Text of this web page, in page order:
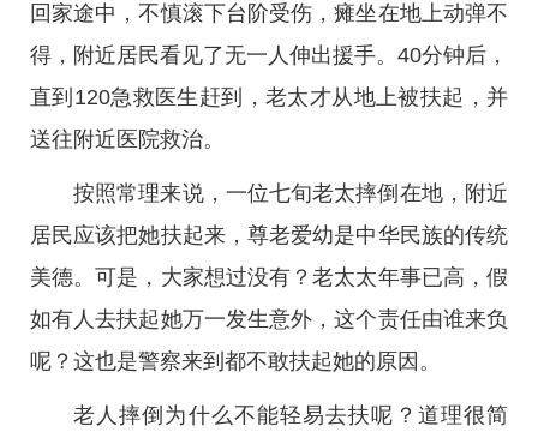
回家途中，不慎滚下台阶受伤，瘫坐在地上动弹不
得，附近居民看见了无一人伸出援手。40分钟后，
直到120急救医生赶到，老太才从地上被扶起，并
送往附近医院救治。
按照常理来说，一位七旬老太摔倒在地，附近
居民应该把她扶起来，尊老爱幼是中华民族的传统
美德。可是，大家想过没有？老太太年事已高，假
如有人去扶起她万一发生意外，这个责任由谁来负
呢？这也是警察来到都不敢扶起她的原因。
老人摔倒为什么不能轻易去扶呢？道理很简